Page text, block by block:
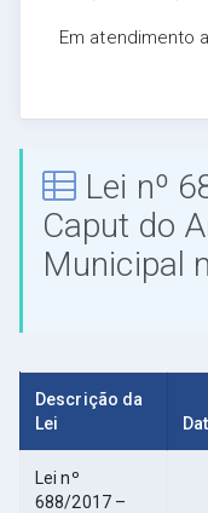
Em atendimento
Lei nº
Caput do
Municipal
Descrição da
Lei
Lei nº
688/2017 –